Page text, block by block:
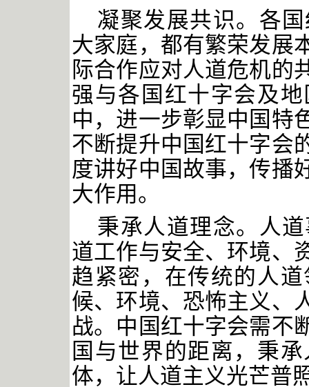
凝聚发展共识。各
大家庭，都有繁荣发展
际合作应对人道危机的
强与各国红十字会及
中，进一步彰显中国特
不断提升中国红十字会
度讲好中国故事，传播
大作用。
秉承人道理念。人
道工作与安全、环境、
趋紧密，在传统的人
候、环境、恐怖主义、
战。中国红十字会需不
国与世界的距离，秉
体，让人道主义光芒普